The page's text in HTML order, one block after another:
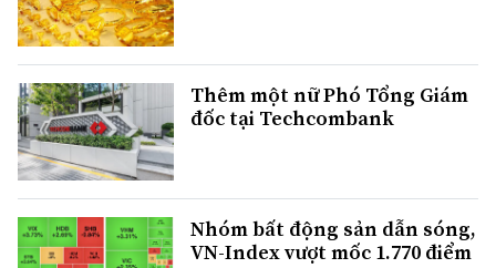
Thêm một nữ Phó Tổng Giám
đốc tại Techcombank
Nhóm bất động sản dẫn sóng,
VN-Index vượt mốc 1.770 điểm